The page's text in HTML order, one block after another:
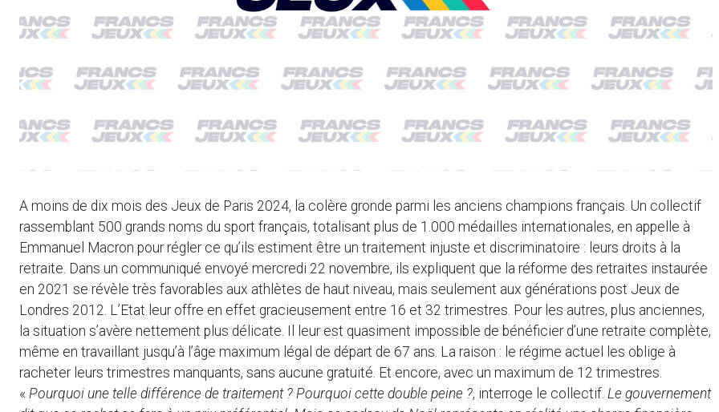
A moins de dix mois des Jeux de Paris 2024, la colère gronde parmi les anciens champions français. Un collectif
rassemblant 500 grands noms du sport français, totalisant plus de 1.000 médailles internationales, en appelle à
Emmanuel Macron pour régler ce qu’ils estiment être un traitement injuste et discriminatoire : leurs droits à la
retraite. Dans un communiqué envoyé mercredi 22 novembre, ils expliquent que la réforme des retraites instaurée
en 2021 se révèle très favorables aux athlètes de haut niveau, mais seulement aux générations post Jeux de
Londres 2012. L’Etat leur offre en effet gracieusement entre 16 et 32 trimestres. Pour les autres, plus anciennes,
la situation s’avère nettement plus délicate. Il leur est quasiment impossible de bénéficier d’une retraite complète,
même en travaillant jusqu’à l’âge maximum légal de départ de 67 ans. La raison : le régime actuel les oblige à
racheter leurs trimestres manquants, sans aucune gratuité. Et encore, avec un maximum de 12 trimestres.
« Pourquoi une telle différence de traitement ? Pourquoi cette double peine ?, interroge le collectif. Le gouvernement